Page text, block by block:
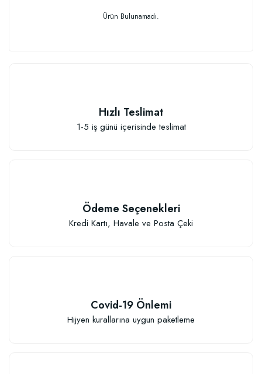
Ürün Bulunamadı.
Hızlı Teslimat
1-5 iş günü içerisinde teslimat
Ödeme Seçenekleri
Kredi Kartı, Havale ve Posta Çeki
Covid-19 Önlemi
Hijyen kurallarına uygun paketleme